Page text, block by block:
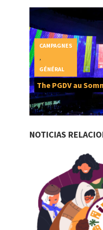
The PGDV au
CAMPAGNES
GÉNÉRAL
NOTICIAS